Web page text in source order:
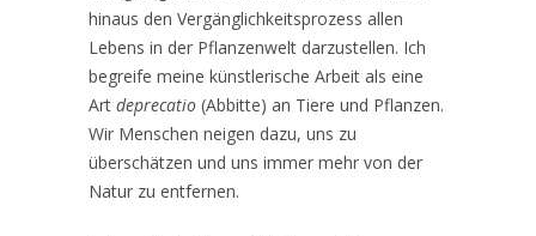
hinaus den Vergänglichkeitsprozess allen
Lebens in der Pflanzenwelt darzustellen. Ich
begreife meine künstlerische Arbeit als eine
Art deprecatio (Abbitte) an Tiere und Pflanzen.
Wir Menschen neigen dazu, uns zu
überschätzen und uns immer mehr von der
Natur zu entfernen.